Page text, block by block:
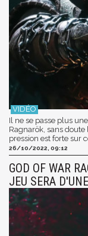
Il ne se passe plus
Ragnarök, sans
pression est forte sur
26/10/2022, 09:12
GOD OF WAR
JEU SERA